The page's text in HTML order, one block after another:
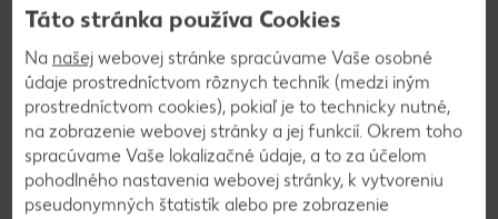
napučať.
2
Medzitým dáme do hrnca cukor a necháme ho
skaramelizovať. Zalejeme smotanou a pri miernej
teplote varíme približne 5 minút. Ochutíme soľou.
Táto stránka používa Cookies
Na našej webovej stránke spracúvame Vaše osobné
údaje prostredníctvom rôznych techník (medzi iným
prostredníctvom cookies), pokiaľ je to technicky nutné,
na zobrazenie webovej stránky a jej funkcií. Okrem toho
spracúvame Vaše lokalizačné údaje, a to za účelom
pohodlného nastavenia webovej stránky, k vytvoreniu
pseudonymných štatistík alebo pre zobrazenie